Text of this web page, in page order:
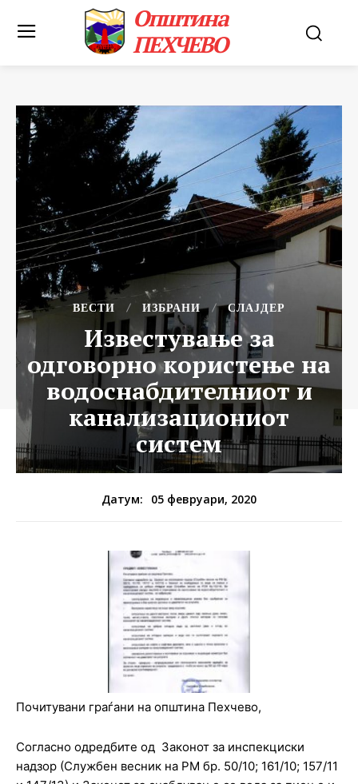
Општина
ПЕХЧЕВО
ВЕСТИ ИЗБРАНИ СЛАЈДЕР
Известување за
одговорно користење на
водоснабдителниот и
канализациониот
систем
Датум: 05 февруари, 2020
Почитувани граѓани на општина Пехчево,
Согласно одредбите од Законот за инспекциски
надзор (Службен весник на РМ бр. 50/10; 161/10; 157/11